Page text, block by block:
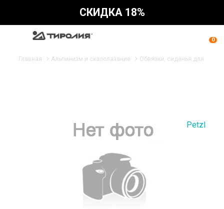
СКИДКА 18%
0
Главная Альпинизм и скалолазание Обвязки, сиденья для
Petzl